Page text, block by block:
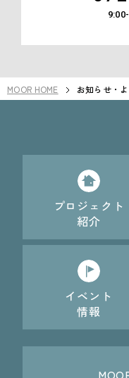
MOOR HOME お知らせ・
プロジェクト
紹介
イベント
情報